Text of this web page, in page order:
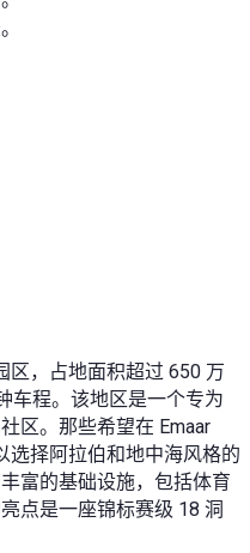
区，占地面积超过 650 万
车程。该地区是一个专为
区。那些希望在 Emaar
选择阿拉伯和地中海风格的
富的基础设施，包括体育
点是一座锦标赛级 18 洞